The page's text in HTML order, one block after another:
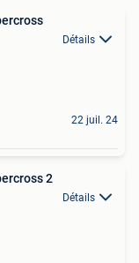
Détails
22 juil. 24
2
Détails